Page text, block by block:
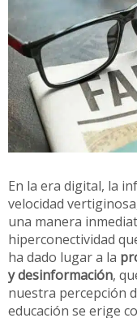
En la era digital, la
velocidad
una manera
hiperconectividad
ha dado lugar a la
y desinformación,
nuestra percepción
educación se erige